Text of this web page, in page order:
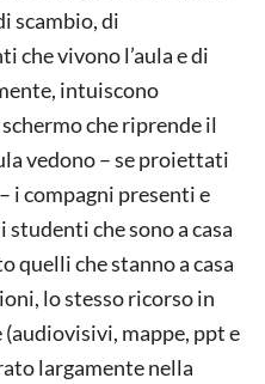
scambio, di
che vivono l’aula e di
intuiscono
che riprende il
vedono – se proiettati
i compagni presenti e
studenti che sono a casa
quelli che stanno a casa
lo stesso ricorso in
mappe, ppt e
largamente nella